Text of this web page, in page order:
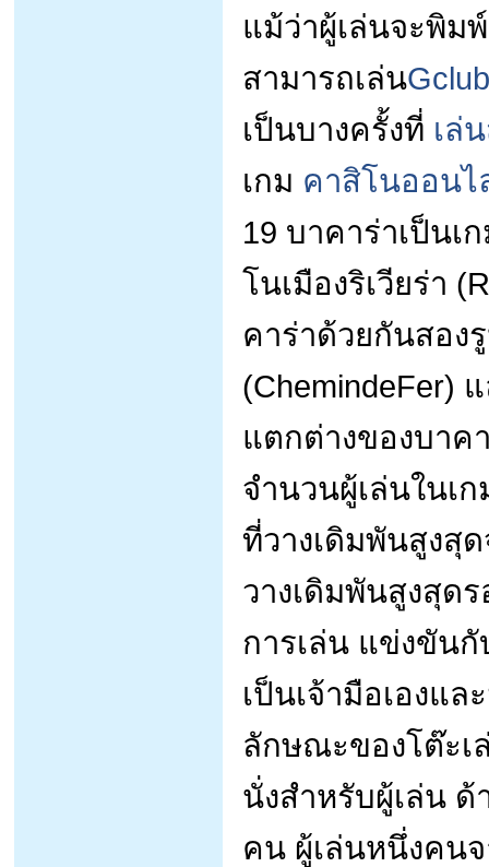
แม้ว่าผู้เล่นจะพิม
สามารถเล่นGclub
เป็นบางครั้งที่ เล่
เกม คาสิโนออนไ
19 บาคาร่าเป็นเ
โนเมืองริเวียร่า
คาร่าด้วยกันสอง
(ChemindeFer)
แตกต่างของบาค
จำนวนผู้เล่นในเ
ที่วางเดิมพันสูงสุ
วางเดิมพันสูงสุด
การเล่น แข่งขัน
เป็นเจ้ามือเองแ
ลักษณะของโต๊ะเ
นั่งสำหรับผู้เล่น
คน ผู้เล่นหนึ่งคน